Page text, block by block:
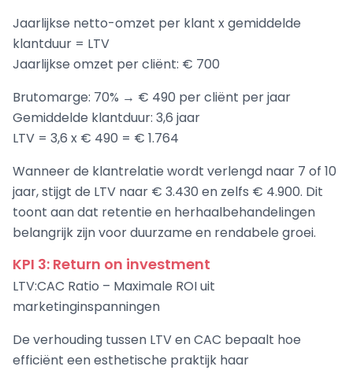
Jaarlijkse netto-omzet per klant x gemiddelde
klantduur = LTV
Jaarlijkse omzet per cliënt: € 700
Brutomarge: 70% → € 490 per cliënt per jaar
Gemiddelde klantduur: 3,6 jaar
LTV = 3,6 x € 490 = € 1.764
Wanneer de klantrelatie wordt verlengd naar 7 of 10
jaar, stijgt de LTV naar € 3.430 en zelfs € 4.900. Dit
toont aan dat retentie en herhaalbehandelingen
belangrijk zijn voor duurzame en rendabele groei.
KPI 3: Return on investment
LTV:CAC Ratio – Maximale ROI uit
marketinginspanningen
De verhouding tussen LTV en CAC bepaalt hoe
efficiënt een esthetische praktijk haar